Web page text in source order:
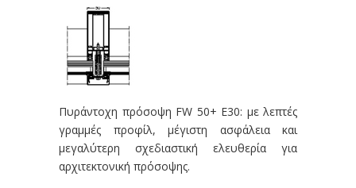
Πυράντοχη πρόσοψη FW 50+ E30: με λεπτές
γραμμές προφίλ, μέγιστη ασφάλεια και
μεγαλύτερη σχεδιαστική ελευθερία για
αρχιτεκτονική πρόσοψης.